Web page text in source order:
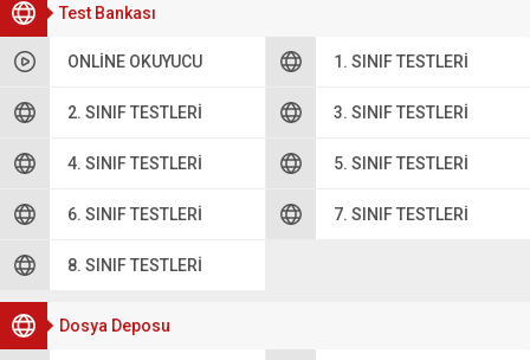
Test Bankası
ONLINE OKUYUCU 1. SINIF TESTLERI
2. SINIF TESTLERI 3. SINIF TESTLERI
4. SINIF TESTLERI 5. SINIF TESTLERI
6. SINIF TESTLERI 7. SINIF TESTLERI
8. SINIF TESTLERI
Dosya Deposu